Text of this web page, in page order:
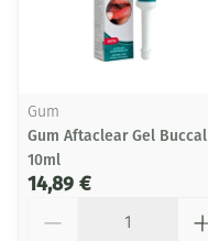
Gum
Gum Aftaclear Gel Buccal
10ml
14,89 €